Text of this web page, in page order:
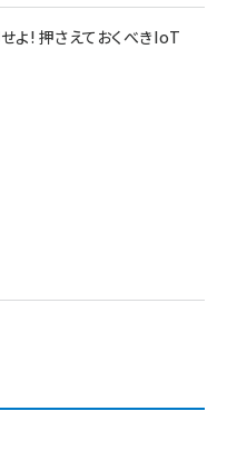
よ! 押さえておくべきIoT